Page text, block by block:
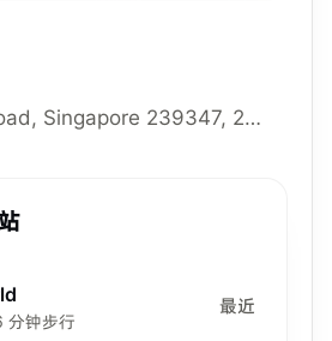
42 Kim Yam Road, Singapore 239347, 239347
分钟步行
最近